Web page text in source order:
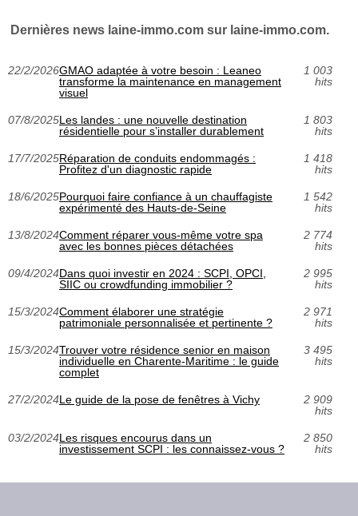
Dernières news laine-immo.com sur laine-immo.com.
22/2/2026GMAO adaptée à votre besoin : Leaneo
transforme la maintenance en management
visuel
1 003
hits
07/8/2025Les landes : une nouvelle destination
résidentielle pour s’installer durablement
1 803
hits
17/7/2025Réparation de conduits endommagés :
Profitez d'un diagnostic rapide
1 418
hits
18/6/2025Pourquoi faire confiance à un chauffagiste
expérimenté des Hauts-de-Seine
1 542
hits
13/8/2024Comment réparer vous-même votre spa
avec les bonnes pièces détachées
2 774
hits
09/4/2024Dans quoi investir en 2024 : SCPI, OPCI,
SIIC ou crowdfunding immobilier ?
2 995
hits
15/3/2024Comment élaborer une stratégie
patrimoniale personnalisée et pertinente ?
2 971
hits
15/3/2024Trouver votre résidence senior en maison
individuelle en Charente-Maritime : le guide
complet
3 495
hits
27/2/2024Le guide de la pose de fenêtres à Vichy
2 909
hits
03/2/2024Les risques encourus dans un
investissement SCPI : les connaissez-vous ?
2 850
hits